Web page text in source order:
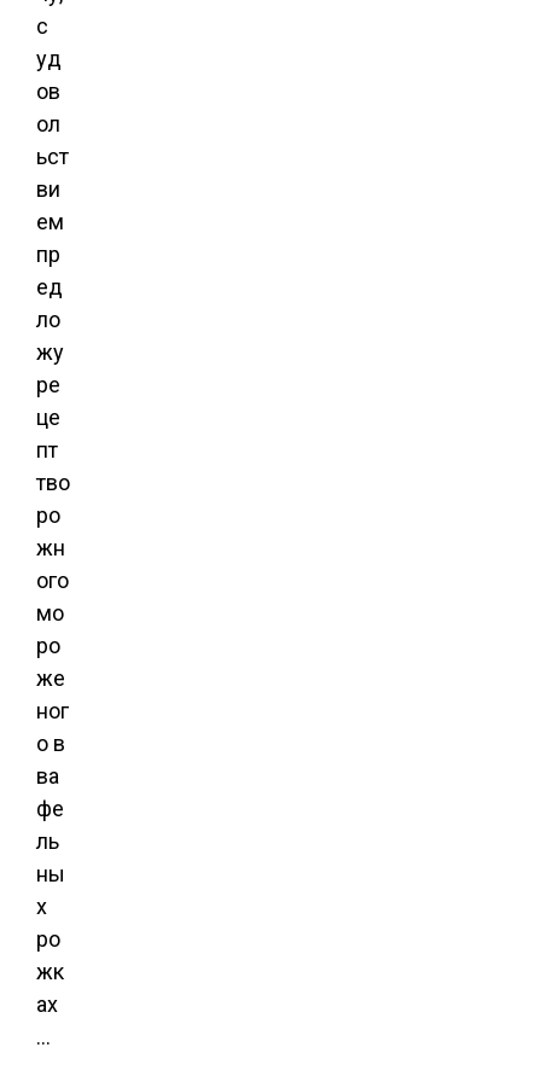
с
уд
ов
ол
ьст
ви
ем
пр
ед
ло
жу
ре
це
пт
тво
ро
жн
ого
мо
ро
же
ног
о в
ва
фе
ль
ны
х
ро
жк
ах
…